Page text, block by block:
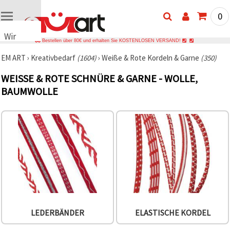
Wir
Cookies
verwenden
Cookies
und
Technologien,
um das
ordnungsgemäße
Funktionieren
der Website
sicherzustellen,
Nutzungserlebnis
verbessern
Einwilligung,
0
Bestellen über 80€ und erhalten Sie KOSTENLOSEN VERSAND!
EM ART › Kreativbedarf (1604)› Weiße & Rote Kordeln & Garne (350)
WEISSE & ROTE SCHNÜRE & GARNE - WOLLE, B
AUMWOLLE
LEDERBÄNDER ELASTISCHE KORDEL